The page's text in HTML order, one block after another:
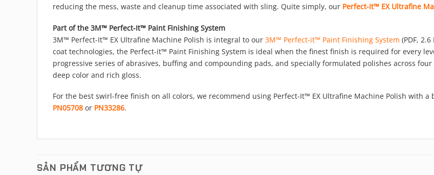
reducing the mess, waste and cleanup time associated with sling. Quite simply, our Perfect-It™ EX Ultrafine
Part of the 3M™ Perfect-It™ Paint Finishing System
3M™ Perfect-It™ EX Ultrafine Machine Polish is integral to our 3M™ Perfect-it™ Paint Finishing System (PDF,
coat technologies, the Perfect-it™ Paint Finishing System is ideal when the finest finish is required for every
progressive series of abrasives, buffing and compounding pads, and specially formulated polishes across
deep color and rich gloss.
For the best swirl-free finish on all colors, we recommend using Perfect-It™ EX Ultrafine Machine Polish with
PN05708 or PN33286.
SẢN PHẨM TƯƠNG TỰ